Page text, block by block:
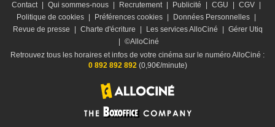
Contact Qui sommes-nous Recrutement Publicité CGU CGV
Politique de cookies
Préférences cookies Données Personnelles
Revue de presse
Charte d'écriture Les services AlloCiné
Gérer Utiq
©AlloCiné
Retrouvez tous les horaires et infos de votre cinéma sur le numéro AlloCiné :
0 892 892 892(0,90€/minute)